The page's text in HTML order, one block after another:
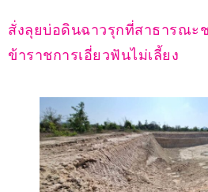
สั่งลุยบ่อดินฉาวรุกที่สาธารณะ
ข้าราชการเอี่ยวฟันไม่เลี้ยง